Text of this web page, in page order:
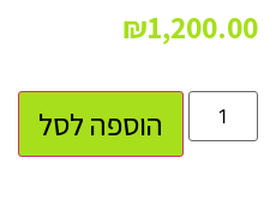
₪1,200.00
הוספה לסל